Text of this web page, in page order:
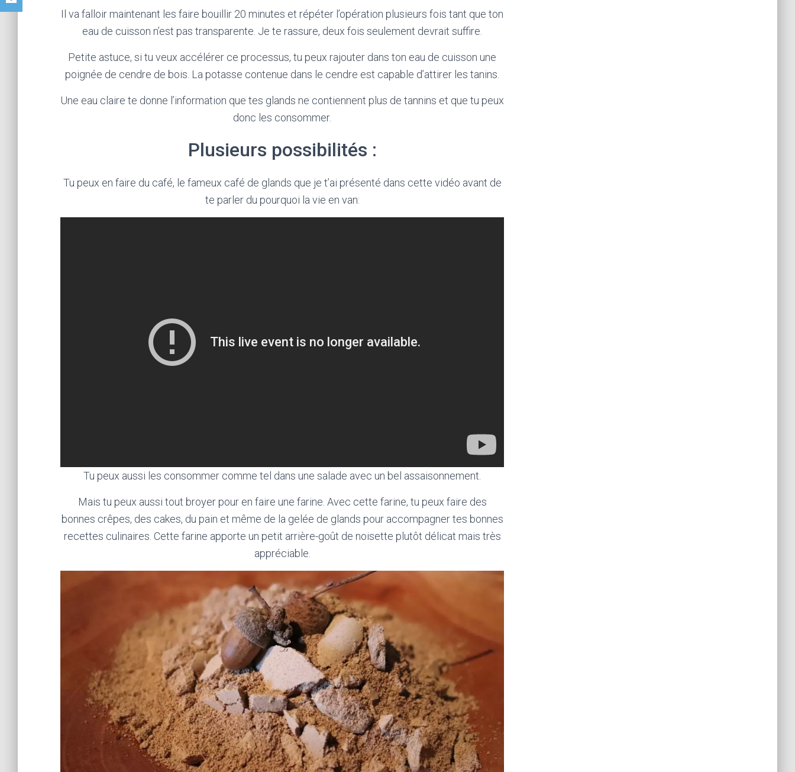
Il va falloir maintenant les faire bouillir 20 minutes et répéter l’opération plusieurs fois tant que ton
eau de cuisson n’est pas transparente. Je te rassure, deux fois seulement devrait suffire.
Petite astuce, si tu veux accélérer ce processus, tu peux rajouter dans ton eau de cuisson une
poignée de cendre de bois. La potasse contenue dans le cendre est capable d’attirer les tanins.
Une eau claire te donne l’information que tes glands ne contiennent plus de tannins et que tu peux
donc les consommer.
Plusieurs possibilités :
Tu peux en faire du café, le fameux café de glands que je t’ai présenté dans cette vidéo avant de
te parler du pourquoi la vie en van:
Tu peux aussi les consommer comme tel dans une salade avec un bel assaisonnement.
Mais tu peux aussi tout broyer pour en faire une farine. Avec cette farine, tu peux faire des
bonnes crêpes, des cakes, du pain et même de la gelée de glands pour accompagner tes bonnes
recettes culinaires. Cette farine apporte un petit arrière-goût de noisette plutôt délicat mais très
appréciable.